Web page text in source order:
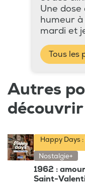
Une
humeur
mardi et
Tous les
Autres
découvrir
Happy Days
Nostalgie+
1962 :
Saint-